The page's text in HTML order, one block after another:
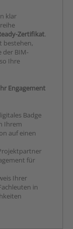
klar
Zertifikat.
bestehen,
der BIM-
Ihre
Engagement
Badge
Ihrem
auf einen
für
Ihrer
in